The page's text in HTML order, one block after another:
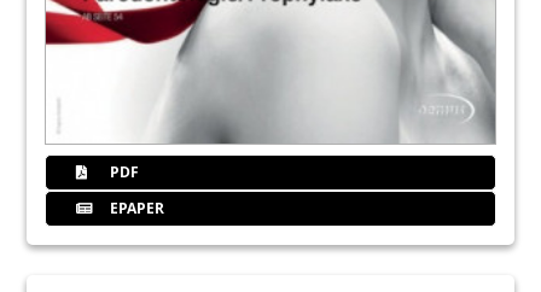
PDF
EPAPER